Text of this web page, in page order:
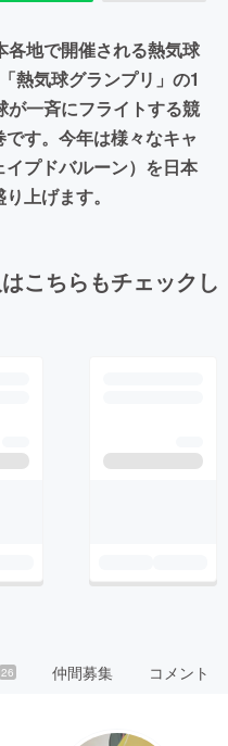
地で開催される熱気球
熱気球グランプリ」の1
一斉にフライトする競
す。今年は様々なキャ
プドバルーン）を日本
上げます。
こちらもチェックし
26 仲間募集 コメント